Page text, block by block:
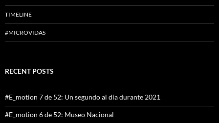
TIMELINE
#MICROVIDAS
RECENT POSTS
#E_motion 7 de 52: Un segundo al día durante 2021
#E_motion 6 de 52: Museo Nacional